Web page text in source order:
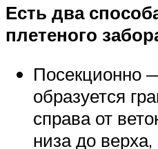
Есть два
плетеного
Посекционно
образуется
справа от
низа до верха,